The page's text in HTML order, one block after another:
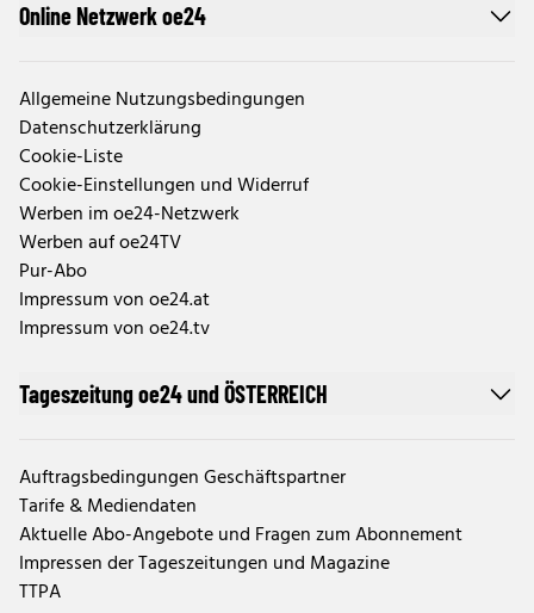
Online Netzwerk oe24
Allgemeine Nutzungsbedingungen
Datenschutzerklärung
Cookie-Liste
Cookie-Einstellungen und Widerruf
Werben im oe24-Netzwerk
Werben auf oe24TV
Pur-Abo
Impressum von oe24.at
Impressum von oe24.tv
Tageszeitung oe24 und ÖSTERREICH
Auftragsbedingungen Geschäftspartner
Tarife & Mediendaten
Aktuelle Abo-Angebote und Fragen zum Abonnement
Impressen der Tageszeitungen und Magazine
TTPA